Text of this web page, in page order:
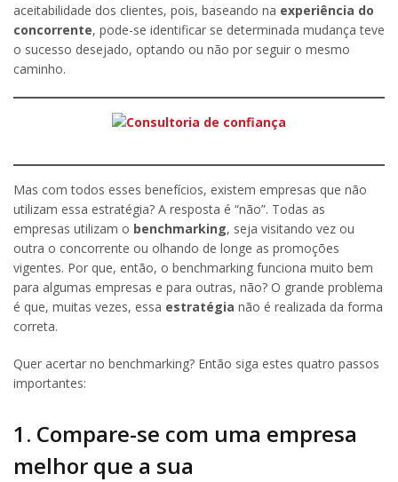
aceitabilidade dos clientes, pois, baseando na experiência do
concorrente, pode-se identificar se determinada mudança teve
o sucesso desejado, optando ou não por seguir o mesmo
caminho.
Mas com todos esses benefícios, existem empresas que não
utilizam essa estratégia? A resposta é “não”. Todas as
empresas utilizam o benchmarking, seja visitando vez ou
outra o concorrente ou olhando de longe as promoções
vigentes. Por que, então, o benchmarking funciona muito bem
para algumas empresas e para outras, não? O grande problema
é que, muitas vezes, essa estratégia não é realizada da forma
correta.
Quer acertar no benchmarking? Então siga estes quatro passos
importantes:
1. Compare-se com uma empresa
melhor que a sua